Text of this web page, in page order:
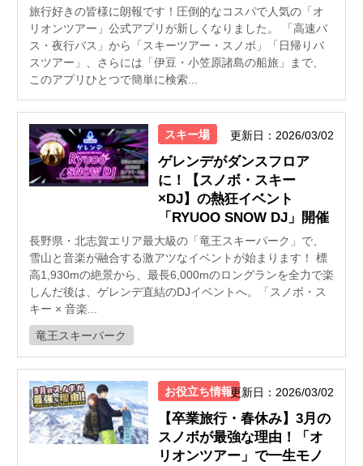
旅行好きの皆様に朗報です！圧倒的なコスパで人気の「オ
リオンツアー」公式アプリが新しくなりました。 「高速バ
ス・夜行バス」から「スキーツアー・スノボ」「日帰りバ
スツアー」、さらには「伊豆・小笠原諸島の船旅」まで、
このアプリひとつで簡単に検索...
スキー場 更新日：2026/03/02
ゲレンデがダンスフロア
に！【スノボ・スキー
×DJ】の熱狂イベント
「RYUOO SNOW DJ」開催
長野県・北志賀エリア最大級の「竜王スキーパーク」で、
雪山と音楽が融合する激アツなイベントが始まります！ 標
高1,930mの絶景から、最長6,000mのロングランを全力で楽
しんだ後は、ゲレンデ直結のDJイベントへ。「スノボ・ス
キー × 音楽...
竜王スキーパーク
お役立ち情報更新日：2026/03/02
【卒業旅行・春休み】3月の
スノボが最強な理由！「オ
リオンツアー」で一生モノ